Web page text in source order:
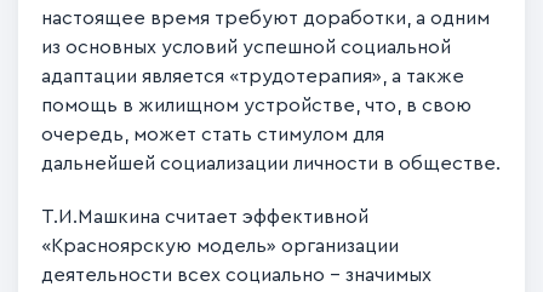
настоящее время требуют доработки, а одним
из основных условий успешной социальной
адаптации является «трудотерапия», а также
помощь в жилищном устройстве, что, в свою
очередь, может стать стимулом для
дальнейшей социализации личности в обществе.
Т.И.Машкина считает эффективной
«Красноярскую модель» организации
деятельности всех социально – значимых